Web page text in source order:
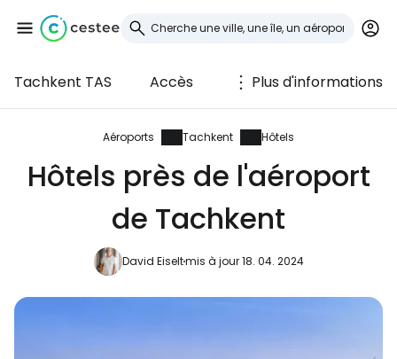
Tachkent TAS Accès Plus d'informations
Aéroports Tachkent Hôtels
Hôtels près de l'aéroport
de Tachkent
David Eiseltmis à jour 18. 04. 2024
Se connecter à
Cestee
... la communauté mondiale des voyageurs